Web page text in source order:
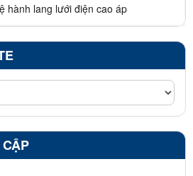
hành lang lưới điện cao áp